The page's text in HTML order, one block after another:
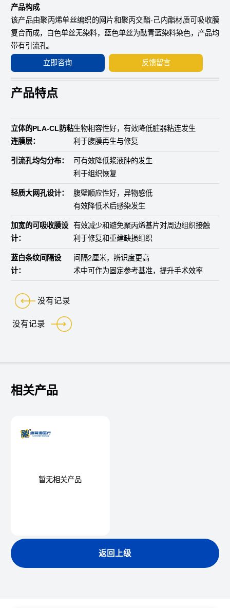
产品构成
该产品由聚丙烯单丝编织的网片和聚丙交酯-己内酯材质可吸收膜
复合而成，白色单丝无染料，蓝色单丝为酞青蓝染料染色，产品均
带有引流孔。
立即咨询 反馈留言
产品特点
立体的PLA-CL防粘
连膜层：
生物相容性好，有效降低脏器粘连发生
利于腹膜再生与修复
引流孔均匀分布：
可有效降低浆液肿的发生
利于组织恢复
轻质大网孔设计：
腹壁顺应性好，异物感低
有效降低术后感染发生
加宽的可吸收膜设
计：
有效减少和避免聚丙烯基片对周边组织接触
利于修复和重建缺损组织
蓝白条纹间隔设
计：
间隔2厘米，辨识度更高
术中可作为固定参考基准，提升手术效率
没有记录
没有记录
相关产品
暂无相关产品
返回上级